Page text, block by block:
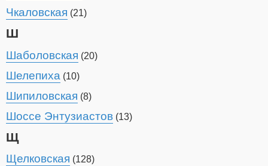
Чкаловская (21)
Ш
Шаболовская (20)
Шелепиха (10)
Шипиловская (8)
Шоссе Энтузиастов (13)
Щ
Щелковская (128)